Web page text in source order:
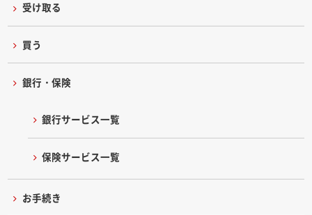
受け取る
買う
銀行・保険
銀行サービス一覧
保険サービス一覧
お手続き